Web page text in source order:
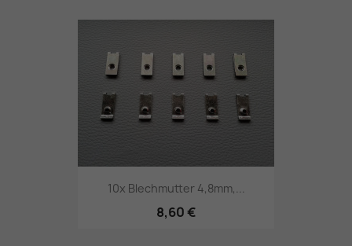
10x Blechmutter 4,8mm,...
8,60 €